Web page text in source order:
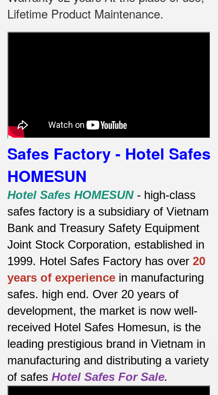
Lifetime Product Maintenance.
Safes Factory - Hotel Safes
HOMESUN
Hotel Safes HOMESUN- high-class
safes factory is a subsidiary of Vietnam
Bank and Treasury Safety Equipment
Joint Stock Corporation, established in
1999. Hotel Safes Factory has over 20
years of experience in manufacturing
safes. high end. Over 20 years of
development, the market is now well-
received Hotel Safes Homesun, is the
leading prestigious brand in Vietnam in
manufacturing and distributing a variety
of safes Hotel Safes For Sale.